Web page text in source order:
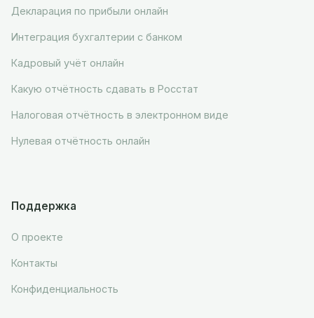
Декларация по прибыли онлайн
Интеграция бухгалтерии с банком
Кадровый учёт онлайн
Какую отчётность сдавать в Росстат
Налоговая отчётность в электронном виде
Нулевая отчётность онлайн
Поддержка
О проекте
Контакты
Конфиденциальность